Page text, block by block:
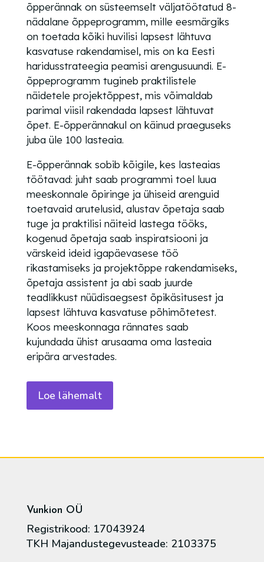
õpperännak on süsteemselt väljatöötatud 8-
nädalane õppeprogramm, mille eesmärgiks
on toetada kõiki huvilisi lapsest lähtuva
kasvatuse rakendamisel, mis on ka Eesti
haridusstrateegia peamisi arengusuundi. E-
õppeprogramm tugineb praktilistele
näidetele projektõppest, mis võimaldab
parimal viisil rakendada lapsest lähtuvat
õpet. E-õpperännakul on käinud praeguseks
juba üle 100 lasteaia.
E-õpperännak sobib kõigile, kes lasteaias
töötavad: juht saab programmi toel luua
meeskonnale õpiringe ja ühiseid arenguid
toetavaid arutelusid, alustav õpetaja saab
tuge ja praktilisi näiteid lastega tööks,
kogenud õpetaja saab inspiratsiooni ja
värskeid ideid igapäevasese töö
rikastamiseks ja projektõppe rakendamiseks,
õpetaja assistent ja abi saab juurde
teadlikkust nüüdisaegsest õpikäsitusest ja
lapsest lähtuva kasvatuse põhimõtetest.
Koos meeskonnaga rännates saab
kujundada ühist arusaama oma lasteaia
eripära arvestades.
Loe lähemalt
Vunkion OÜ
Registrikood: 17043924
TKH Majandustegevusteade: 2103375